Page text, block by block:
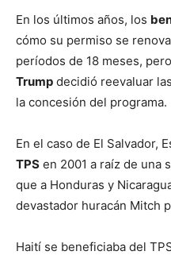
En los últimos años, los
cómo su permiso se
períodos de 18 meses,
Trump decidió reevaluar
la concesión del programa.
En el caso de El Salvador,
TPS en 2001 a raíz de una
que a Honduras y
devastador huracán Mitch
Haití se beneficiaba del